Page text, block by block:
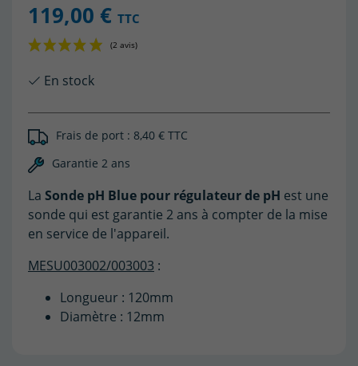
119,00 € TTC
En stock
Frais de port : 8,40 € TTC
Garantie 2 ans
La Sonde pH Blue pour régulateur de pH est une
sonde qui est garantie 2 ans à compter de la mise
en service de l'appareil.
MESU003002/003003 :
Longueur : 120mm
Diamètre : 12mm